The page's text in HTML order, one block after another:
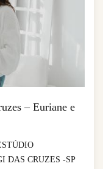
– Euriane e
DAS CRUZES -SP